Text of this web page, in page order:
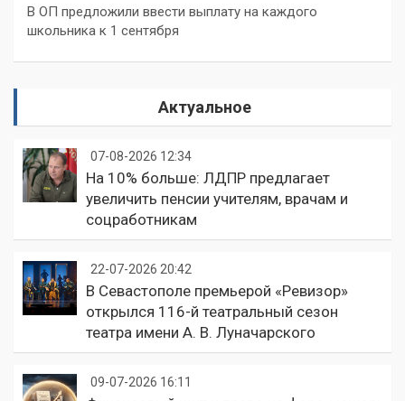
В ОП предложили ввести выплату на каждого
школьника к 1 сентября
Актуальное
07-08-2026 12:34
На 10% больше: ЛДПР предлагает
увеличить пенсии учителям, врачам и
соцработникам
22-07-2026 20:42
В Севастополе премьерой «Ревизор»
открылся 116-й театральный сезон
театра имени А. В. Луначарского
09-07-2026 16:11